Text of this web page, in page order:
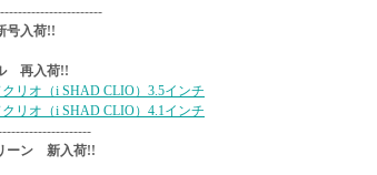
入荷!!
再入荷!!
リオ（i SHAD CLIO）3.5インチ
リオ（i SHAD CLIO）4.1インチ
ーン 新入荷!!